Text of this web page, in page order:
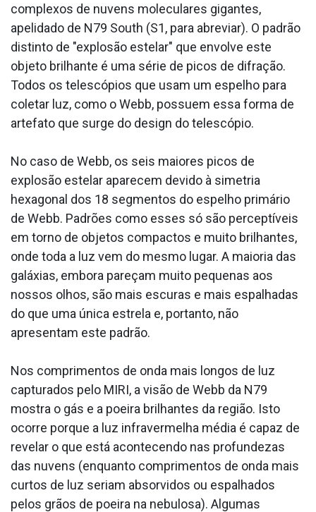
complexos de nuvens moleculares gigantes,
apelidado de N79 South (S1, para abreviar). O padrão
distinto de "explosão estelar" que envolve este
objeto brilhante é uma série de picos de difração.
Todos os telescópios que usam um espelho para
coletar luz, como o Webb, possuem essa forma de
artefato que surge do design do telescópio.
No caso de Webb, os seis maiores picos de
explosão estelar aparecem devido à simetria
hexagonal dos 18 segmentos do espelho primário
de Webb. Padrões como esses só são perceptíveis
em torno de objetos compactos e muito brilhantes,
onde toda a luz vem do mesmo lugar. A maioria das
galáxias, embora pareçam muito pequenas aos
nossos olhos, são mais escuras e mais espalhadas
do que uma única estrela e, portanto, não
apresentam este padrão.
Nos comprimentos de onda mais longos de luz
capturados pelo MIRI, a visão de Webb da N79
mostra o gás e a poeira brilhantes da região. Isto
ocorre porque a luz infravermelha média é capaz de
revelar o que está acontecendo nas profundezas
das nuvens (enquanto comprimentos de onda mais
curtos de luz seriam absorvidos ou espalhados
pelos grãos de poeira na nebulosa). Algumas